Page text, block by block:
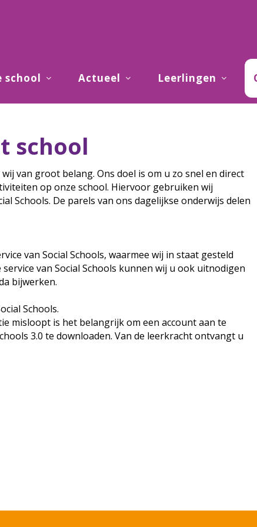
school Actueel Leerlingen
school
van groot belang. Ons doel is om u zo snel en direct
op onze school. Hiervoor gebruiken wij
Schools. De parels van ons dagelijkse onderwijs delen
van Social Schools, waarmee wij in staat gesteld
van Social Schools kunnen wij u ook uitnodigen
bijwerken.
Schools.
misloopt is het belangrijk om een account aan te
3.0 te downloaden. Van de leerkracht ontvangt u